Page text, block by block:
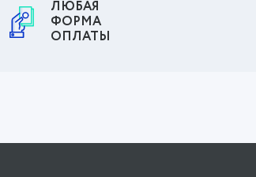
ЛЮБАЯ
ФОРМА
ОПЛАТЫ